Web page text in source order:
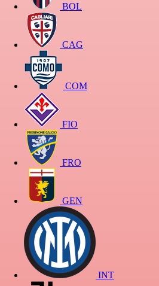
BOL
CAG
COM
FIO
FRO
GEN
INT